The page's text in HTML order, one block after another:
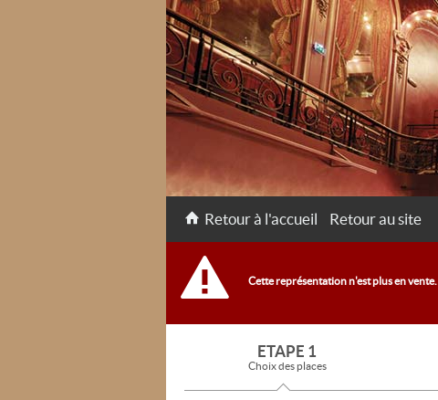
Retour à l'accueil Retour au site
Cette représentation n'est plus en vente.
ETAPE 1
Choix des places